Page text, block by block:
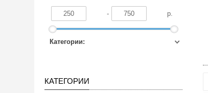
- р.
Категории:
КАТЕГОРИИ